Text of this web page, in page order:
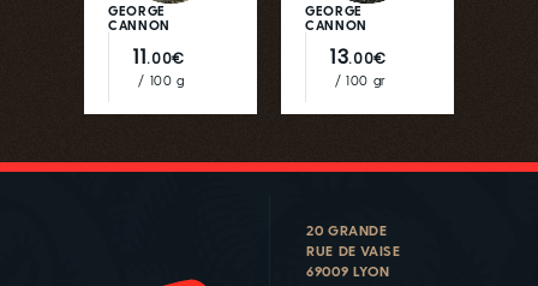
GEORGE
CANNON
11.00€
/ 100 g
GEORGE
CANNON
13.00€
/ 100 gr
20 GRANDE
RUE DE VAISE
69009 LYON